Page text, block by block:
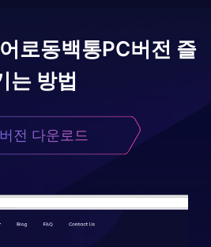
로동백통PC버전 즐
는 방법
전 다운로드